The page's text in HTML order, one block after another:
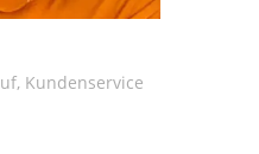
Kundenservice